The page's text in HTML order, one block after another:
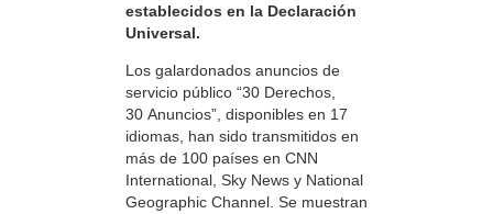
establecidos en la Declaración
Universal.
Los galardonados anuncios de
servicio público “30 Derechos,
30 Anuncios”, disponibles en 17
idiomas, han sido transmitidos en
más de 100 países en CNN
International, Sky News y National
Geographic Channel. Se muestran